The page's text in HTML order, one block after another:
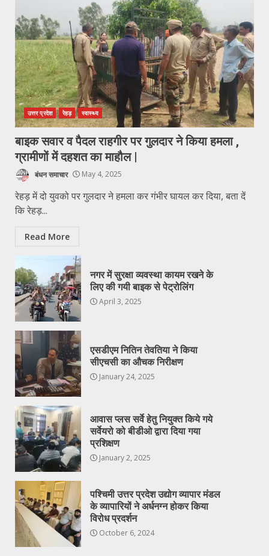
उत्तर प्रदेश रेहड़ स्वास्थ्य
बाइक सवार व पैदल राहगीर पर गुलदार ने किया हमला ,
ग्रामीणों में दहशत का माहौल |
बंधन समाचार May 4, 2025
रेहड़ में दो युवको पर गुलदार ने हमला कर गंभीर घायल कर दिया, बता दें
कि रेहड़...
Read More
नगर में सुरक्षा व्यवस्था कायम रखने के
लिए की गयी बाइक से पेट्रोलिंग
April 3, 2025
एसडीएम नितिन तेवतिया ने किया
सीएचसी का औचक निरीक्षण
January 24, 2025
आवास प्लस सर्वे हेतु नियुक्त किये गये
सर्वेयरो को बीडीओ द्वारा दिया गया
प्रशिक्षण
January 2, 2025
पश्चिमी उत्तर प्रदेश उद्योग व्यापार मंडल
के व्यापारियों ने अर्धनग्न होकर किया
विरोध प्रदर्शन
October 6, 2024